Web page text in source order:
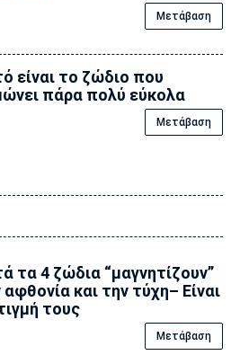
Μετάβαση
είναι το ζώδιο που
πάρα πολύ εύκολα
Μετάβαση
τα 4 ζώδια “μαγνητίζουν”
αφθονία και την τύχη– Είναι
τους
Μετάβαση